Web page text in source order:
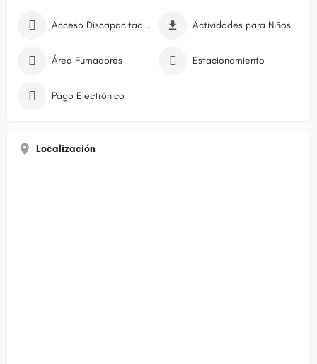
Acceso Discapacitados Actividades para Niños
Área Fumadores Estacionamiento
Pago Electrónico
Localización